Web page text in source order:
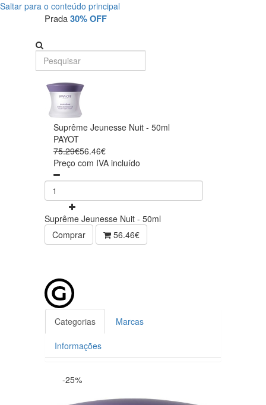
Saltar para o conteúdo principal
Prada30% OFF
Suprême Jeunesse Nuit - 50ml
PAYOT
75.29€56.46€
Preço com IVA incluído
Suprême Jeunesse Nuit - 50ml
Comprar
56.46€
Categorias Marcas
Informações
-25%